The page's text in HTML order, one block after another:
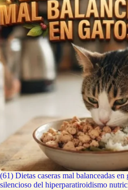
(61) Dietas caseras mal balanceadas en
silencioso del hiperparatiroidismo